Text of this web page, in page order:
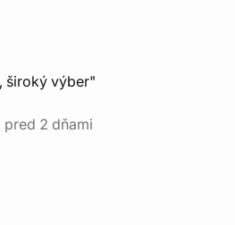
široký výber"
pred 2 dňami